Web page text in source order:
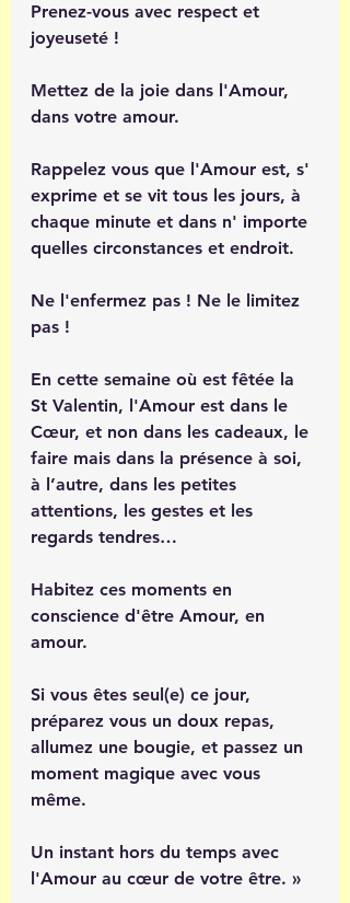
Prenez-vous avec respect et
joyeuseté !
Mettez de la joie dans l'Amour,
dans votre amour.
Rappelez vous que l'Amour est, s'
exprime et se vit tous les jours, à
chaque minute et dans n' importe
quelles circonstances et endroit.
Ne l'enfermez pas ! Ne le limitez
pas !
En cette semaine où est fêtée la
St Valentin, l'Amour est dans le
Cœur, et non dans les cadeaux, le
faire mais dans la présence à soi,
à l’autre, dans les petites
attentions, les gestes et les
regards tendres…
Habitez ces moments en
conscience d'être Amour, en
amour.
Si vous êtes seul(e) ce jour,
préparez vous un doux repas,
allumez une bougie, et passez un
moment magique avec vous
même.
Un instant hors du temps avec
l'Amour au cœur de votre être. »